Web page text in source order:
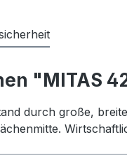
"MITAS
durch große,